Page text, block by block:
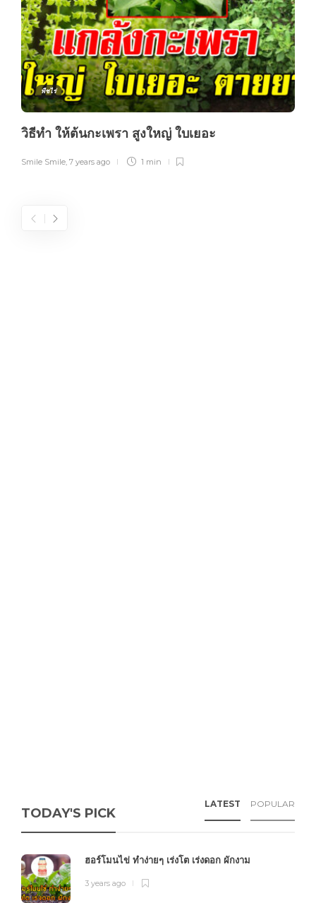
พืชไร่
วิธีทำ ให้ต้นกะเพรา สูงใหญ่ ใบเยอะ
Smile Smile 7 years ago 1 min
TODAY'S PICK
LATEST POPULAR
ฮอร์โมนไข่ ทำง่ายๆ เร่งโต เร่งดอก ผักงาม
3 years ago